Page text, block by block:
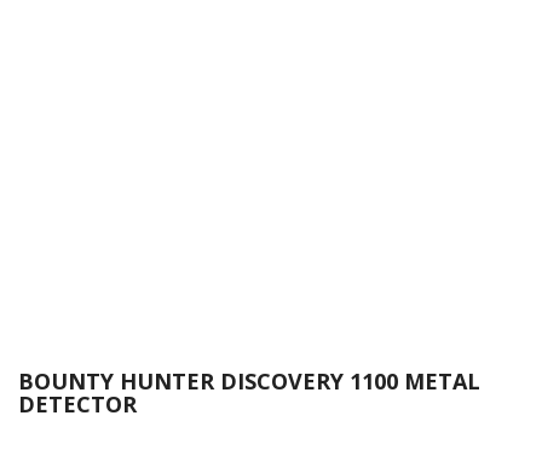
BOUNTY HUNTER DISCOVERY 1100 METAL
DETECTOR